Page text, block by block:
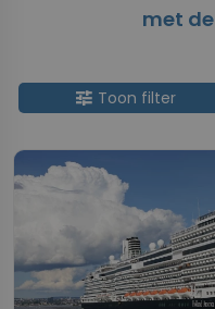
met de
tune Toon filter